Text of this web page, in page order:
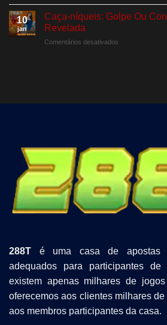
e
Diversão
App
De
Celular
10
jan
Caça-níqueis: Golpe Ou
Revelada
Comentários desativados
–
288T é uma casa de apostas
adequados para participantes
existem apenas milhares de jogos
oferecemos aos clientes milhares
aos membros participantes da casa.